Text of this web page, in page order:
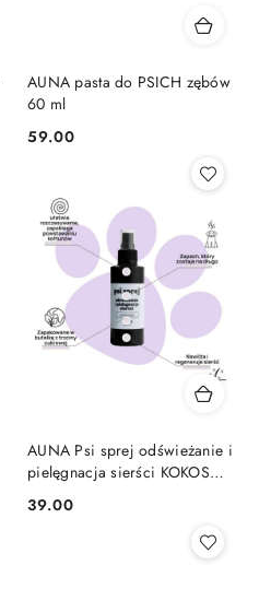
AUNA pasta do PSICH zębów
60 ml
Cena:
59.00
AUNA Psi sprej odświeżanie i
pielęgnacja sierści KOKOS
150 ml
Cena:
39.00